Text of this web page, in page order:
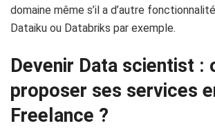
domaine même s’il a d’autre
Dataiku ou Databriks par exemple.
Devenir Data scientist :
proposer ses services
Freelance ?